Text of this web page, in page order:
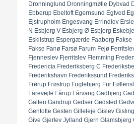
Dronninglund Dronningmølle Dybvad
Ebberup Ebeltoft Egernsund Egtved
Ejstrupholm Engesvang Errindlev
N Esbjerg V Esbjerg Ø Esbjerg
Eskilstrup Espergærde Faaborg
Fakse Fanø Farsø Farum Fejø
Fjenneslev Fjerritslev Flemming
Fredericia Frederiksberg C
Frederikshavn Frederikssund
Frørup Frøstrup Fuglebjerg Fur
Fårevejle Fårup Fårvang Gadbjerg
Galten Gandrup Gedser Gedsted
Gentofte Gesten Gilleleje Gislev
Give Gjerlev Jylland Gjern Glamsbjerg